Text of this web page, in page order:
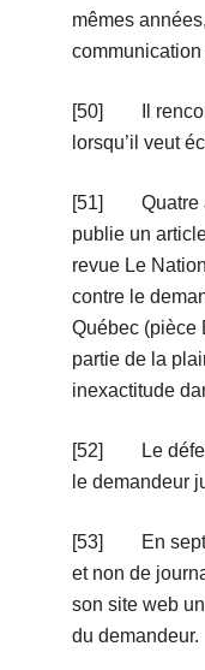
mêmes
[50] Il
lorsqu’il veut
[51] Quatre
publie un
revue Le
contre le
Québec (pièce
partie de la
inexactitude
[52] Le
le demandeur
[53] En
et non de
son site web
du demandeur.